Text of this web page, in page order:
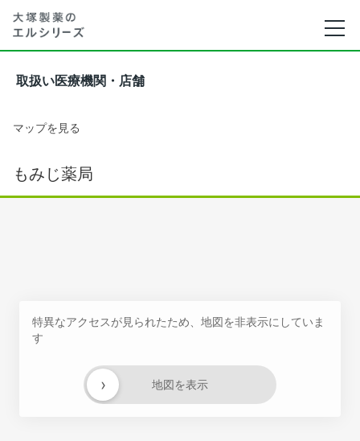
取扱い医療機関・店舗
マップを見る
もみじ薬局
特異なアクセスが見られたため、地図を非表示にしていま
す
地図を表示
›